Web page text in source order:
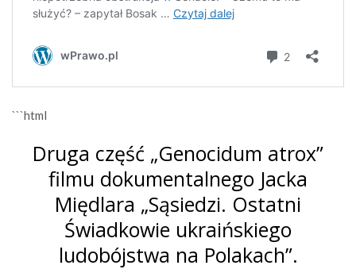
```html
Druga część „Genocidum atrox”
filmu dokumentalnego Jacka
Międlara „Sąsiedzi. Ostatni
Świadkowie ukraińskiego
ludobójstwa na Polakach”.